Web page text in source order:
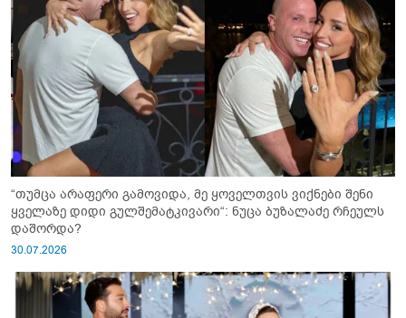
“თუმცა არაფერი გამოვიდა, მე ყოველთვის ვიქნები შენი
ყველაზე დიდი გულშემატკივარი“: ნუცა ბუზალაძე რჩეულს
დაშორდა?
30.07.2026